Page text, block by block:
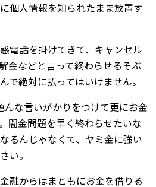
個人情報を知られたまま放置す
電話を掛けてきて、キャンセル
金などと言って終わらせるそぶ
で絶対に払ってはいけません。
んな言いがかりをつけて更にお金
闇金問題を早く終わらせたいな
るんじゃなくて、ヤミ金に強い
い。
融からはまともにお金を借りる